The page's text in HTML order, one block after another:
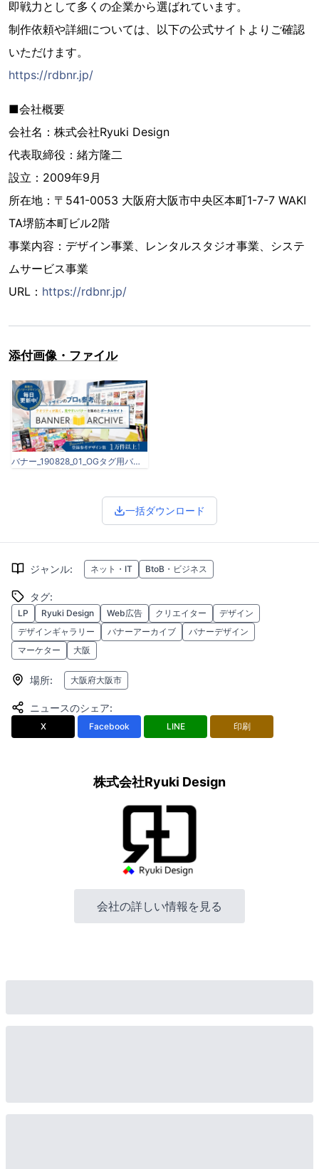
即戦力として多くの企業から選ばれています。
制作依頼や詳細については、以下の公式サイトよりご確認
いただけます。
https://rdbnr.jp/
■会社概要
会社名：株式会社Ryuki Design
代表取締役：緒方隆二
設立：2009年9月
所在地：〒541-0053 大阪府大阪市中央区本町1-7-7 WAKI
TA堺筋本町ビル2階
事業内容：デザイン事業、レンタルスタジオ事業、システ
ムサービス事業
URL： https://rdbnr.jp/
添付画像・ファイル
バナー_190828_01_OGタグ用バナー_1200×630.jpg
一括ダウンロード
ジャンル: ネット・IT BtoB・ビジネス
タグ:
LP Ryuki Design Web広告 クリエイター
デザイン
デザインギャラリー
バナーアーカイブ
バナーデザイン
マーケター
大阪
場所: 大阪府大阪市
ニュースのシェア:
X Facebook LINE 印刷
株式会社Ryuki Design
会社の詳しい情報を見る